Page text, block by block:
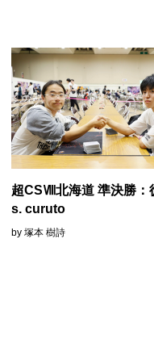
超CSⅧ北海道 準決勝：
s. curuto
by 塚本 樹詩